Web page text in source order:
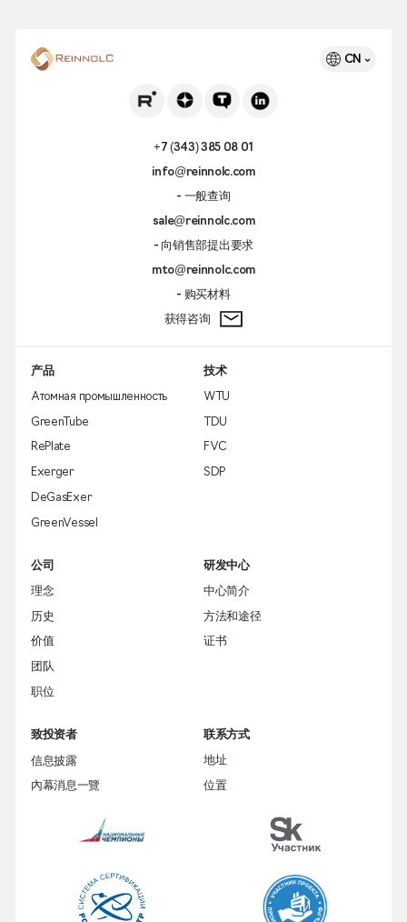
CN
+7 (343) 385 08 01
info@reinnolc.com
- 一般查询
sale@reinnolc.com
- 向销售部提出要求
mto@reinnolc.com
- 购买材料
获得咨询
产品
Атомная промышленность
GreenTube
RePlate
Exerger
DeGasExer
GreenVessel
技术
WTU
TDU
FVC
SDP
公司
理念
历史
价值
团队
职位
研发中心
中心简介
方法和途径
证书
致投资者
信息披露
內幕消息一覽
联系方式
地址
位置